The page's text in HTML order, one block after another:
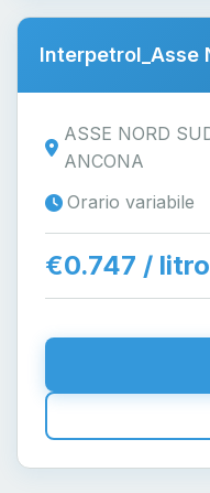
Interpetrol_Asse
ASSE NORD
ANCONA
Orario variabile
€0.747 / litro